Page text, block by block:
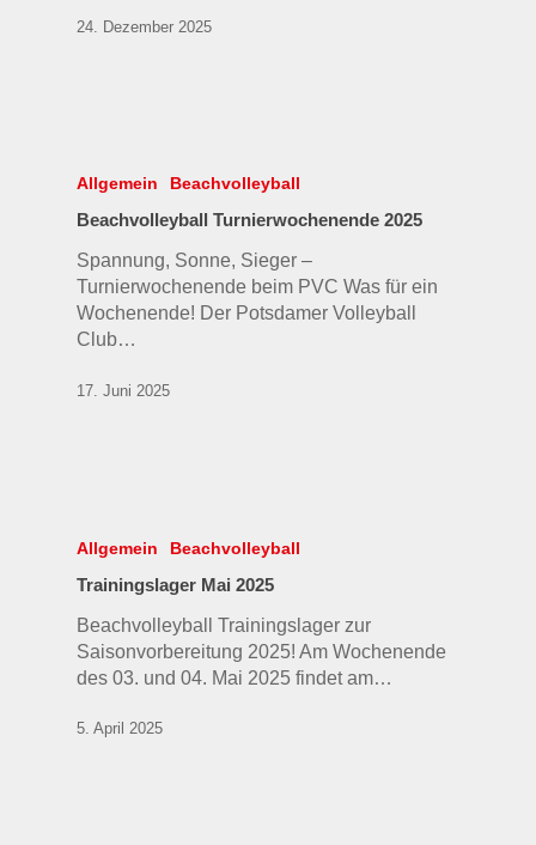
24. Dezember 2025
Allgemein Beachvolleyball
Beachvolleyball Turnierwochenende 2025
Spannung, Sonne, Sieger –
Turnierwochenende beim PVC Was für ein
Wochenende! Der Potsdamer Volleyball
Club…
17. Juni 2025
Allgemein Beachvolleyball
Trainingslager Mai 2025
Beachvolleyball Trainingslager zur
Saisonvorbereitung 2025! Am Wochenende
des 03. und 04. Mai 2025 findet am…
5. April 2025